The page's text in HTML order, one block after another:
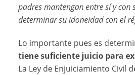
padres mantengan entre sí y con
determinar su idoneidad con el
Lo importante pues es
tiene suficiente juicio para
La Ley de Enjuiciamiento Civil